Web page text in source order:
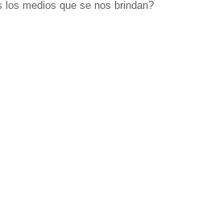
medios que se nos brindan?